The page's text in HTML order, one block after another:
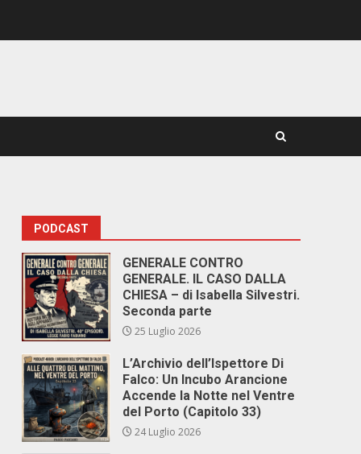
PODCAST
GENERALE CONTRO
GENERALE. IL CASO DALLA
CHIESA – di Isabella Silvestri.
Seconda parte
25 Luglio 2026
L’Archivio dell’Ispettore Di
Falco: Un Incubo Arancione
Accende la Notte nel Ventre
del Porto (Capitolo 33)
24 Luglio 2026